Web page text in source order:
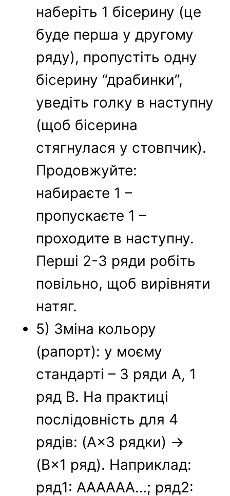
наберіть 1 бісерину (це
буде перша у другому
ряду), пропустіть одну
бісерину “драбинки”,
уведіть голку в наступну
(щоб бісерина
стягнулася у стовпчик).
Продовжуйте:
набираєте 1 –
пропускаєте 1 –
проходите в наступну.
Перші 2-3 ряди робіть
повільно, щоб вирівняти
натяг.
5) Зміна кольору
(рапорт): у моєму
стандарті – 3 ряди A, 1
ряд B. На практиці
послідовність для 4
рядів: (A×3 рядки) →
(B×1 ряд). Наприклад:
ряд1: AAAAAA…; ряд2: